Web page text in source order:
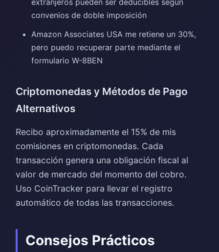
extranjeros pueden ser deducibles según
convenios de doble imposición
Amazon Associates USA me retiene un 30%,
pero puedo recuperar parte mediante el
formulario W-8BEN
Criptomonedas y Métodos de Pago
Alternativos
Recibo aproximadamente el 15% de mis
comisiones en criptomonedas. Cada
transacción genera una obligación fiscal al
valor de mercado del momento del cobro.
Uso CoinTracker para llevar el registro
automático de todas las transacciones.
Consejos Prácticos